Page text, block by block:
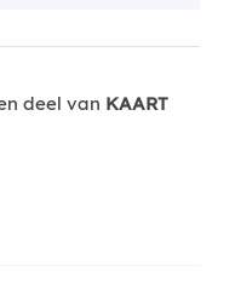
deel van KAART